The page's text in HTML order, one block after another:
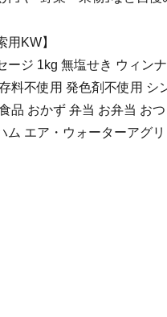
用KW】
ージ 1kg 無塩せき ウィン
料不使用 発色剤不使用 シ
品 おかず 弁当 お弁当 お
ム エア・ウォーターアグ